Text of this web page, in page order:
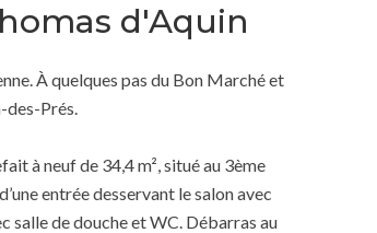
d'Aquin
À quelques pas du Bon Marché et
des-Prés.
à neuf de 34,4 m², situé au 3ème
entrée desservant le salon avec
salle de douche et WC. Débarras au